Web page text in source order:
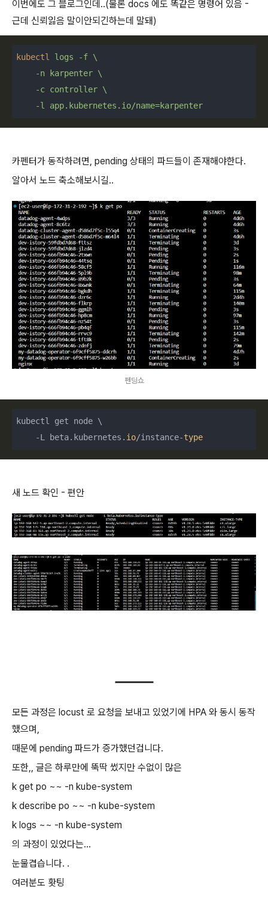
이번에도 그 블로그인데..(물론 docs 에도 똑같은 명령어 있음 -
근데 신뢰잃음 말이안되긴하는데 말돼)
kubectl
logs -f \
    -n karpenter \
    -c controller \
    -l app.kubernetes.io/name=karpenter
카펜터가 동작하려면, pending 상태의 파드들이 존재해야한다.
알아서 노드 축소해보시길..
펜딩쇼
kubectl get node \
    -L beta.kubernetes.
io/instance-type
새 노드 확인 - 편안
모든 과정은 locust 로 요청을 보내고 있었기에 HPA 와 동시 동작
했으며,
때문에 pending 파드가 증가했던겁니다.
또한,, 글은 하루만에 뚝딱 썼지만 수없이 많은
k get po ~~ -n kube-system
k describe po ~~ -n kube-system
k logs ~~ -n kube-system
의 과정이 있었다는...
눈물겹습니다. .
여러분도 홧팅